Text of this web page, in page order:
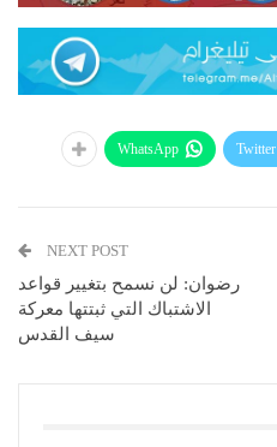
Twitter
WhatsApp
NEXT POST
رضوان: لن نسمح بتغيير قواعد
الاشتباك التي ثبتتها معركة
سيف القدس